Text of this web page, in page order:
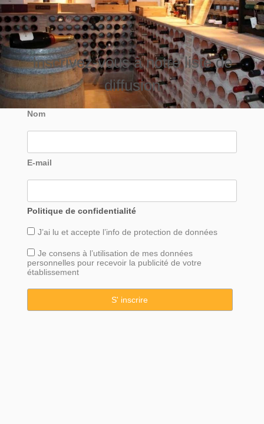
Inscrivez-vous à notre liste de
diffusion
Nom
E-mail
Politique de confidentialité
J’ai lu et accepte l’info de protection de données
Je consens à l’utilisation de mes données
personnelles pour recevoir la publicité de votre
établissement